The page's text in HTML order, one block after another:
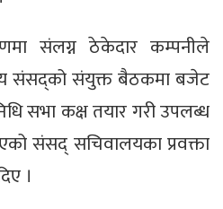
संलग्न ठेकेदार कम्पनीले
संसद्को संयुक्त बैठकमा बजेट
सभा कक्ष तयार गरी उपलब्ध
संसद् सचिवालयका प्रवक्ता
।